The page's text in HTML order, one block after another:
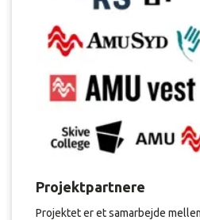
Projektpartnere
Projektet er et samarbejde